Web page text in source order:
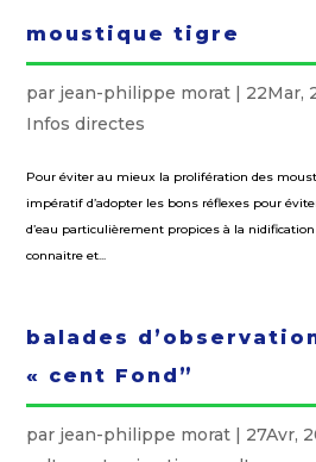
moustique tigre
par jean-philippe morat | 22Mar,
Infos directes
Pour éviter au mieux la prolifération des
impératif d’adopter les bons réflexes pour
d’eau particulièrement propices à la
connaitre et...
balades
« cent Fond”
par jean-philippe morat | 27Avr,